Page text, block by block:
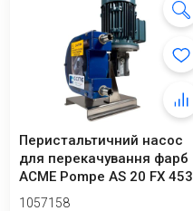
Перистальтичний насос
для перекачування фарб
ACME Pompe AS 20 FX 453
л/год, 2...
1057158